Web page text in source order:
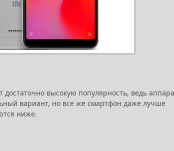
высокую популярность, ведь
вариант, но все же смартфон даже лучше
ниже.